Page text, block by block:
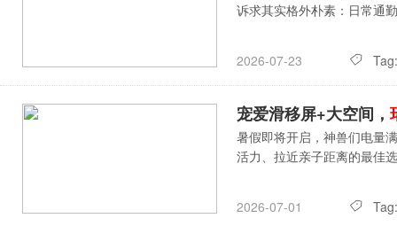
诉求其实格外朴素：日常通
2026-07-23 Tag:
宠爱滑移屏+大空间，
暑假即将开启，神兽们电量
活力、拉近亲子距离的最佳
2026-07-01 Tag: